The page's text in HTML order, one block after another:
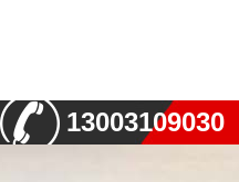
13003109030